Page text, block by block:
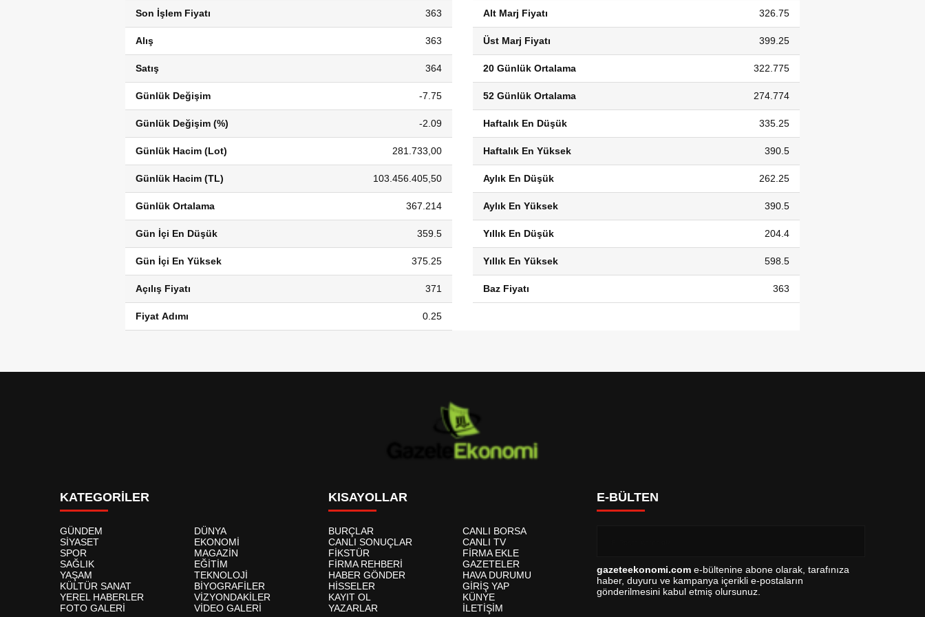
Son İşlem Fiyatı 363
Alış 363
Satış 364
Günlük Değişim -7.75
Günlük Değişim (%) -2.09
Günlük Hacim (Lot) 281.733,00
Günlük Hacim (TL) 103.456.405,50
Günlük Ortalama 367.214
Gün İçi En Düşük 359.5
Gün İçi En Yüksek 375.25
Açılış Fiyatı 371
Fiyat Adımı 0.25
Alt Marj Fiyatı 326.75
Üst Marj Fiyatı 399.25
20 Günlük Ortalama 322.775
52 Günlük Ortalama 274.774
Haftalık En Düşük 335.25
Haftalık En Yüksek 390.5
Aylık En Düşük 262.25
Aylık En Yüksek 390.5
Yıllık En Düşük 204.4
Yıllık En Yüksek 598.5
Baz Fiyatı 363
KATEGORİLER
GÜNDEM
DÜNYA
SİYASET
EKONOMİ
SPOR
MAGAZİN
SAĞLIK
EĞİTİM
YAŞAM
TEKNOLOJİ
KÜLTÜR SANAT
BİYOGRAFİLER
YEREL HABERLER
VİZYONDAKİLER
FOTO GALERİ
VİDEO GALERİ
KISAYOLLAR
BURÇLAR
CANLI BORSA
CANLI SONUÇLAR
CANLI TV
FİKSTÜR
FİRMA EKLE
FİRMA REHBERİ
GAZETELER
HABER GÖNDER
HAVA DURUMU
HİSSELER
GİRİŞ YAP
KAYIT OL
KÜNYE
YAZARLAR
İLETİŞİM
E-BÜLTEN
gazeteekonomi.com e-bültenine abone olarak, tarafınıza
haber, duyuru ve kampanya içerikli e-postaların
gönderilmesini kabul etmiş olursunuz.